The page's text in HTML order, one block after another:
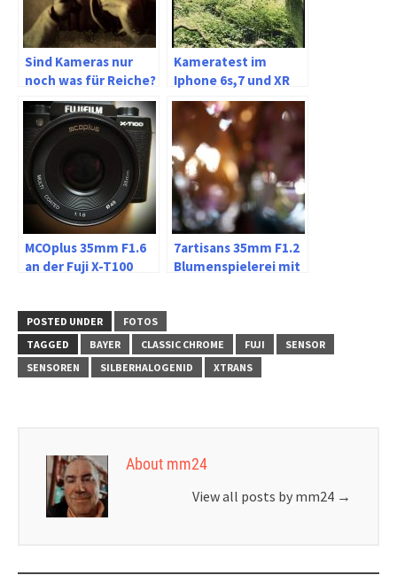
Sind Kameras nur
noch was für Reiche?
Kameratest im
Iphone 6s,7 und XR
MCOplus 35mm F1.6
an der Fuji X-T100
7artisans 35mm F1.2
Blumenspielerei mit
POSTED UNDER
FOTOS
TAGGED
BAYER CLASSIC CHROME FUJI
SENSOR
SENSOREN
SILBERHALOGENID XTRANS
About mm24
View all posts by mm24 →